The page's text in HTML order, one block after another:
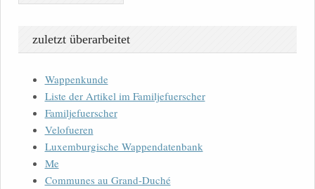
zuletzt überarbeitet
Wappenkunde
Liste der Artikel im Familjefuerscher
Familjefuerscher
Velofueren
Luxemburgische Wappendatenbank
Me
Communes au Grand-Duché